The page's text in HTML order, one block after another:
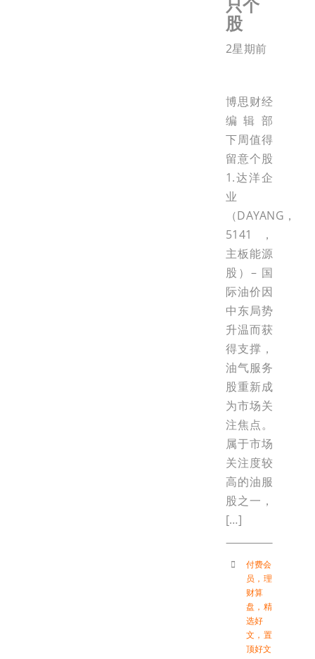
只个
股
2星期前
博思财经
编辑部
下周值得
留意个股
1.达洋企
业
（DAYANG，
5141，
主板能源
股）– 国
际油价因
中东局势
升温而获
得支撑，
油气服务
股重新成
为市场关
注焦点。
属于市场
关注度较
高的油服
股之一，
[…]
付费会
员 ， 理
财算
盘 ， 精
选好
文 ， 置
顶好文